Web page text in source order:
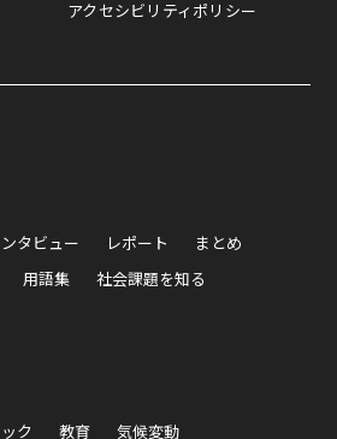
アクセシビリティポリシー
タビュー レポート
まとめ
用語集 社会課題を知る
ク 教育 気候変動